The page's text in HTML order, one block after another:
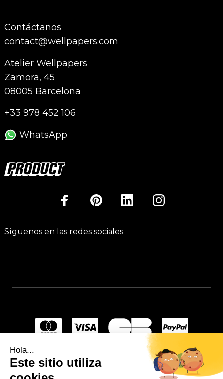
Hola...
Este sitio utiliza
Contáctanos
contact@wellpapers.com
Atelier Wellpapers
Zamora, 45
08005 Barcelona
+33 978 452 106
WhatsApp
Síguenos en las redes sociales